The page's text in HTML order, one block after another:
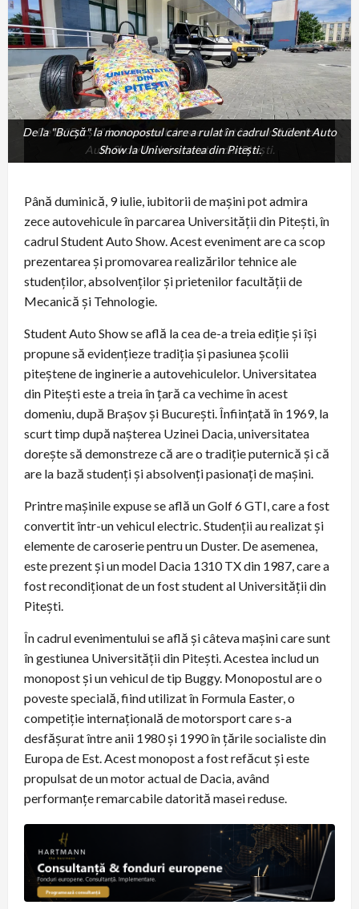
De la "Bucșă" la monopostul care a rulat în cadrul Student
Auto Show la Universitatea din Pitești.
De la "Bucșă" la monopostul care a rulat în cadrul Student Auto
Show la Universitatea din Pitești.
Până duminică, 9 iulie, iubitorii de mașini pot admira
zece autovehicule în parcarea Universității din Pitești, în
cadrul Student Auto Show. Acest eveniment are ca scop
prezentarea și promovarea realizărilor tehnice ale
studenților, absolvenților și prietenilor facultății de
Mecanică și Tehnologie.
Student Auto Show se află la cea de-a treia ediție și își
propune să evidențieze tradiția și pasiunea școlii
piteștene de inginerie a autovehiculelor. Universitatea
din Pitești este a treia în țară ca vechime în acest
domeniu, după Brașov și București. Înființată în 1969, la
scurt timp după nașterea Uzinei Dacia, universitatea
dorește să demonstreze că are o tradiție puternică și că
are la bază studenți și absolvenți pasionați de mașini.
Printre mașinile expuse se află un Golf 6 GTI, care a fost
convertit într-un vehicul electric. Studenții au realizat și
elemente de caroserie pentru un Duster. De asemenea,
este prezent și un model Dacia 1310 TX din 1987, care a
fost recondiționat de un fost student al Universității din
Pitești.
În cadrul evenimentului se află și câteva mașini care sunt
în gestiunea Universității din Pitești. Acestea includ un
monopost și un vehicul de tip Buggy. Monopostul are o
poveste specială, fiind utilizat în Formula Easter, o
competiție internațională de motorsport care s-a
desfășurat între anii 1980 și 1990 în țările socialiste din
Europa de Est. Acest monopost a fost refăcut și este
propulsat de un motor actual de Dacia, având
performanțe remarcabile datorită masei reduse.